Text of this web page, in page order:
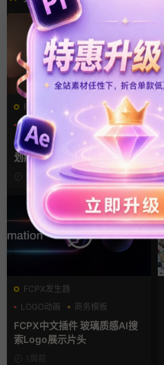
FCPX转场
光效
复古风
支持Intel+M芯片
FCPX转场插件 15组光效胶片
划痕复古视频过渡
2天前
FCPX发生器
LOGO动画
商务模板
支持Intel+M芯片
FCPX中文插件 玻璃质感AI搜
索Logo展示片头
1周前